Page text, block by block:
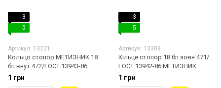
3
5
Артикул: 13221
Кольцо стопор МЕТИЗНИК 18
бп внут 472/ГОСТ 13943-86
1 грн
3
5
Артикул: 13303
Кільце стопор 18 бп зовн 471/
ГОСТ 13942-86 МЕТИЗНИК
1 грн